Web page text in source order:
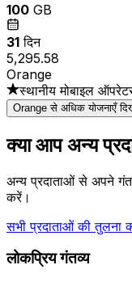
100 GB
31 दिन
₹5,295.58
Orange
स्थानीय मोबाइल
Orange से अधिक योजनाएँ
क्या आप अन्य
अन्य प्रदाताओं से अपने
करें।
सभी प्रदाताओं की तुलना
लोकप्रिय गंतव्य